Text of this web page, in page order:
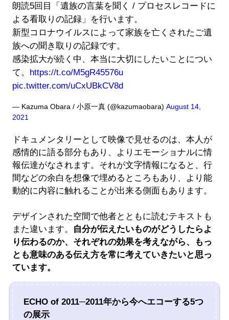
朗読5回目「遺族の言葉を聞く / プロセスレコードに
よる看取りの記録」を行います。
新型コロナウイルスによって家族を亡くされたご遺
族への聞き取りの記録です。
感染拡大が続く中、本当に大切にしたいことについ
て。 https://t.co/M5gR45576u
pic.twitter.com/uCxUBkCV8d
— Kazuma Obara / 小原一真 (@kazumaobara) August 14,
2021
ドキュメンタリーとして映像で見せるのは、本人が
感情的に語る部分もあり、よりエモーショナルに情
報伝達がなされます。それが文字情報になると、行
間などの余白を想像で埋めるところもあり、より能
動的に内容に触れることが出来る側面もあります。
デザインされた空間で他者とともに読むテキストも
また違います。
自分が伝えたいものがどうしたらよ
り伝わるのか、それぞれの効果を考えながら、もっ
とも意味のある伝え方を常に考えていきたいと思っ
ています。
ECHO of 2011─2011年から今へエコーする5つ
の展示